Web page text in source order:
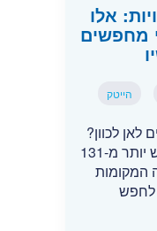
אלו
מחפשים
הייטק
לכוון?
לפי נתוני הלמ"ס, בישראל יש יותר מ-131
המקומות
לחפש